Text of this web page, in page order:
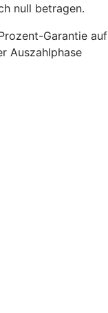
null betragen.
Garantie auf
Auszahlphase